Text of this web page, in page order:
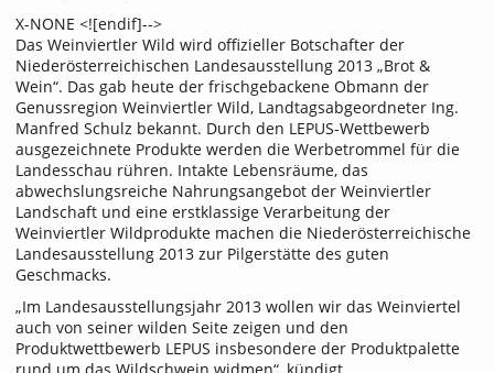
X-NONE <![endif]-->
Das Weinviertler Wild wird offizieller Botschafter der
Niederösterreichischen Landesausstellung 2013 „Brot &
Wein“. Das gab heute der frischgebackene Obmann der
Genussregion Weinviertler Wild, Landtagsabgeordneter Ing.
Manfred Schulz bekannt. Durch den LEPUS-Wettbewerb
ausgezeichnete Produkte werden die Werbetrommel für die
Landesschau rühren. Intakte Lebensräume, das
abwechslungsreiche Nahrungsangebot der Weinviertler
Landschaft und eine erstklassige Verarbeitung der
Weinviertler Wildprodukte machen die Niederösterreichische
Landesausstellung 2013 zur Pilgerstätte des guten
Geschmacks.
„Im Landesausstellungsjahr 2013 wollen wir das Weinviertel
auch von seiner wilden Seite zeigen und den
Produktwettbewerb LEPUS insbesondere der Produktpalette